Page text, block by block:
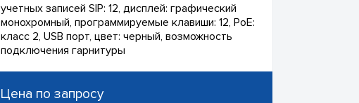
учетных записей SIP: 12, дисплей: графический
монохромный, программируемые клавиши: 12, PoE:
класс 2, USB порт, цвет: черный, возможность
подключения гарнитуры
Цена по запросу